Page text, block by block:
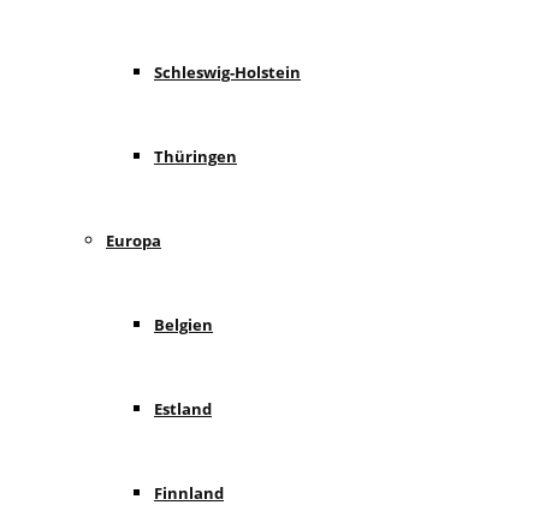
Schleswig-Holstein
Thüringen
Europa
Belgien
Estland
Finnland